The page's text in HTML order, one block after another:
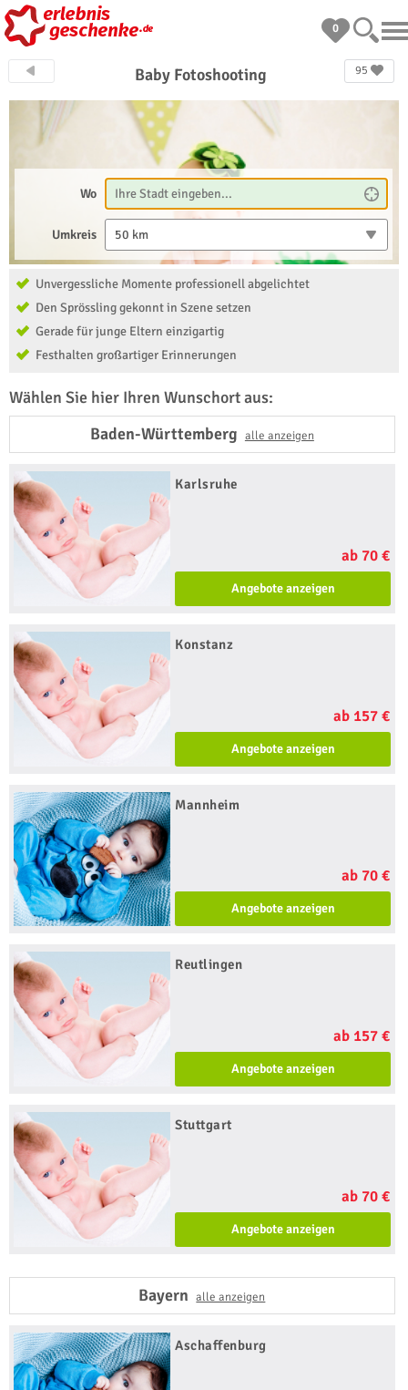
0
95
Baby Fotoshooting
Wo
Umkreis 50 km
Unvergessliche Momente professionell abgelichtet
Den Sprössling gekonnt in Szene setzen
Gerade für junge Eltern einzigartig
Festhalten großartiger Erinnerungen
Wählen Sie hier Ihren Wunschort aus:
Baden-Württemberg alle anzeigen
Karlsruhe
ab 70 €
Angebote anzeigen
Konstanz
ab 157 €
Angebote anzeigen
Mannheim
ab 70 €
Angebote anzeigen
Reutlingen
ab 157 €
Angebote anzeigen
Stuttgart
ab 70 €
Angebote anzeigen
Bayernalle anzeigen
Aschaffenburg